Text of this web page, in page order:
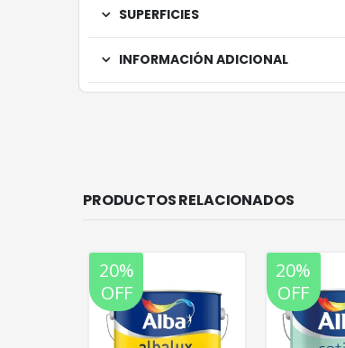
SUPERFICIES
INFORMACIÓN ADICIONAL
PRODUCTOS RELACIONADOS
20%
OFF
20%
OFF